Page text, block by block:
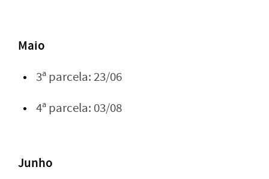
Maio
3ª parcela: 23/06
4ª parcela: 03/08
Junho